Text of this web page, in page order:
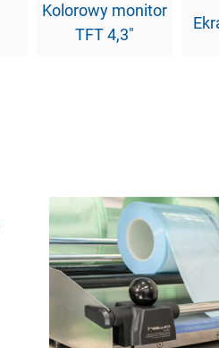
Kolorowy monitor
TFT 4,3"